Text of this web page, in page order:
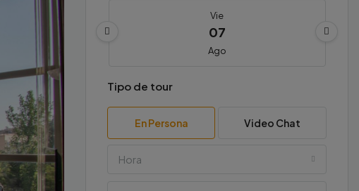
Vie
07
Ago
08
Tipo de tour
En Persona Video Chat
Hora